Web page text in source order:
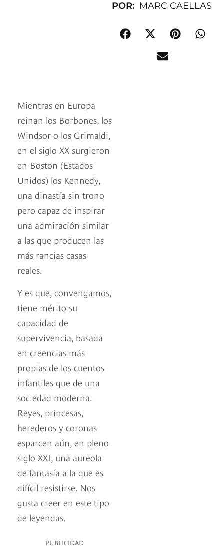
POR: MARC CAELLAS
Mientras en Europa
reinan los Borbones, los
Windsor o los Grimaldi,
en el siglo XX surgieron
en Boston (Estados
Unidos) los Kennedy,
una dinastía sin trono
pero capaz de inspirar
una admiración similar
a las que producen las
más rancias casas
reales.
Y es que, convengamos,
tiene mérito su
capacidad de
supervivencia, basada
en creencias más
propias de los cuentos
infantiles que de una
sociedad moderna.
Reyes, princesas,
herederos y coronas
esparcen aún, en pleno
siglo XXI, una aureola
de fantasía a la que es
difícil resistirse. Nos
gusta creer en este tipo
de leyendas.
PUBLICIDAD